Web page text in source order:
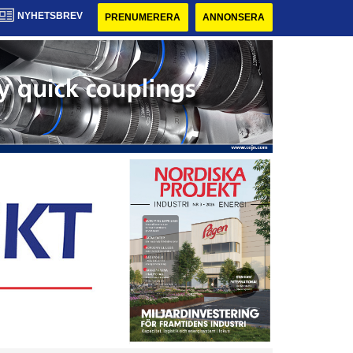
NYHETSBREV PRENUMERERA ANNONSERA